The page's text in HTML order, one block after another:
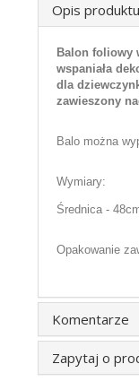
Opis produktu
Balon foliowy
wspaniała
dla
zawieszony
Balo można
Wymiary:
Średnica -
Opakowanie
Komentarze
Zapytaj o